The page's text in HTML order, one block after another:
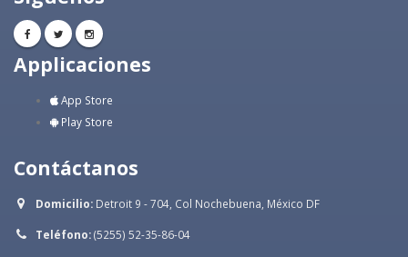
Applicaciones
App Store
Play Store
Contáctanos
Domicilio: Detroit 9 - 704, Col Nochebuena, México DF
Teléfono:(5255) 52-35-86-04